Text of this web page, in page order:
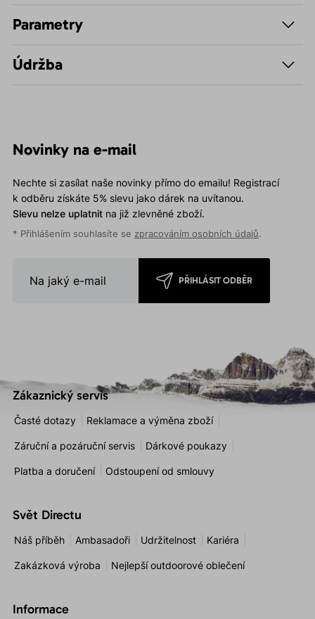
Parametry
Údržba
Novinky na e-mail
Nechte si zasílat naše novinky přímo do emailu! Registrací
k odběru získáte 5% slevu jako dárek na uvítanou.
Slevu nelze uplatnitna již zlevněné zboží.
* Přihlášením souhlasíte se zpracováním osobních údajů.
PŘIHLÁSIT ODBĚR
Zákaznický servis
Časté dotazy Reklamace a výměna zboží
Záruční a pozáruční servis Dárkové poukazy
Platba a doručení Odstoupení od smlouvy
Svět Directu
Náš příběh Ambasadoři Udržitelnost Kariéra
Zakázková výroba Nejlepší outdoorové oblečení
Informace